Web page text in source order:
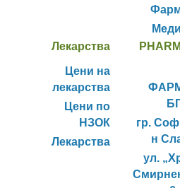
Лекарства
Цени на
лекарства
Цени по
НЗОК
Лекарства
гр.
н
ул.